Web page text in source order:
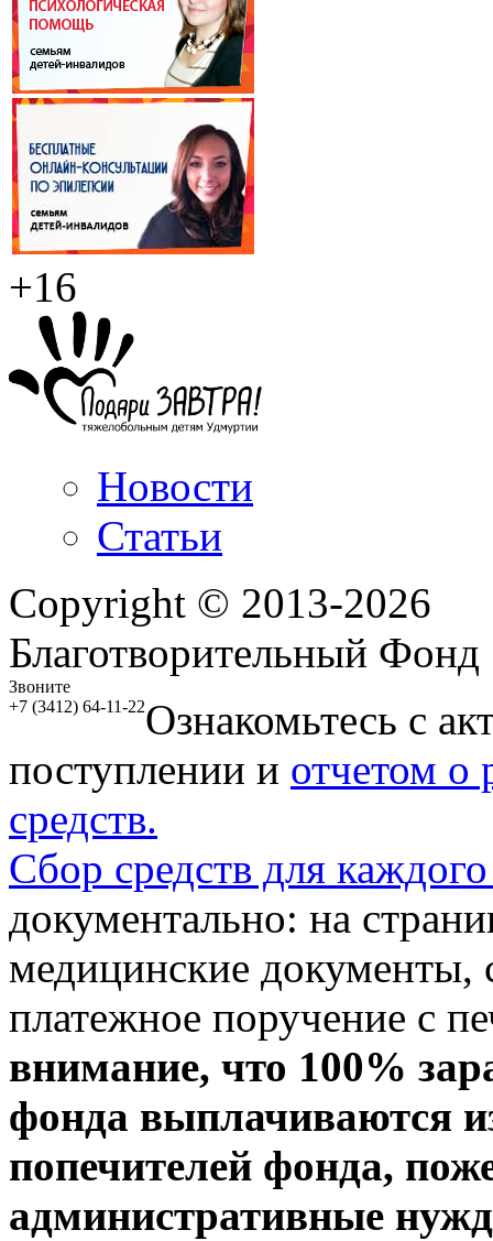
+16
Новости
Статьи
Copyright © 2013-2026
Благотворительный
Звоните
+7 (3412) 64-11-22Ознакомьтесь с
поступлении и отчетом о
средств.
Сбор средств для
документально: на
медицинские документы,
платежное поручение с
внимание, что 100%
фонда выплачиваются
попечителей фонда,
административные